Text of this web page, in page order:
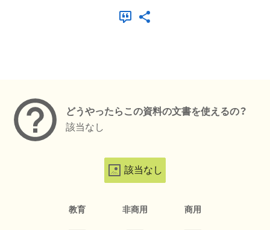
どうやったらこの資料の文書を使えるの？
該当なし
該当なし
教育 非商用 商用